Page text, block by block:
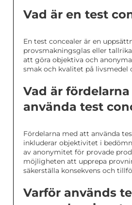
Vad är en test
En test concealer är en
provsmakningsglas eller
att göra objektiva och
smak och kvalitet på livsmedel
Vad är
använda test
Fördelarna med att använda
inkluderar objektivitet i
av anonymitet för provade
möjligheten att upprepa
säkerställa konsekvens och
Varför används